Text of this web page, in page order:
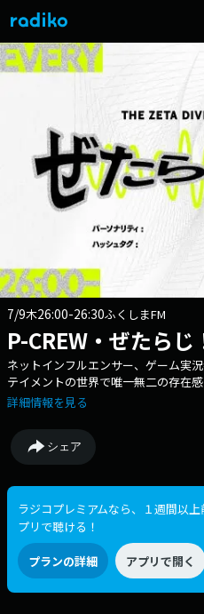
7/9木26:00-26:30ふくしまFM
P-CREW・ぜたらじ
ネットインフルエンサー、ゲーム実
テイメントの世界で唯一無二の存在
なる出演者（CREW）たちのそれぞ
CREW（ピー・クルー）」 番組
membership.jp/fanta/ メッセージフ
https://www.tfm.co.jp/f/zetaradio/
たらじ」 Xアカウントは「
詳細情報を見る
シェア
ラジコプレミアムなら、１週間以
プリで聴ける！
プランの詳細 アプリで開く